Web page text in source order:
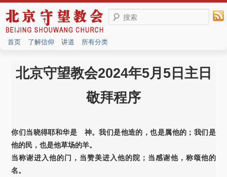
搜索
首页 了解信仰 讲道 所有分类
北京守望教会2024年5月5日主日
敬拜程序
你们当晓得耶和华是 神。我们是他造的，也是属他的；我们是
他的民，也是他草场的羊。
当称谢进入他的门，当赞美进入他的院；当感谢他，称颂他的
名。